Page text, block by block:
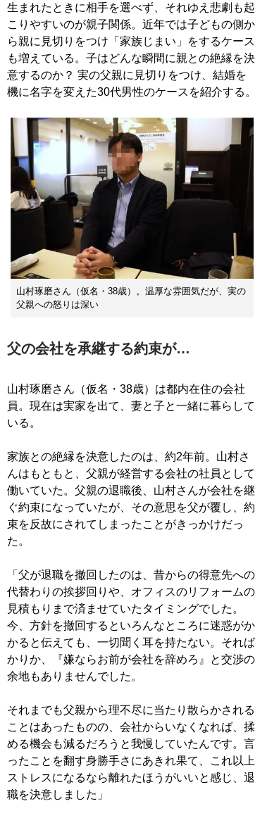
生まれたときに相手を選べず、それゆえ悲劇も起
こりやすいのが親子関係。近年では子どもの側か
ら親に見切りをつけ「家族じまい」をするケース
も増えている。子はどんな瞬間に親との絶縁を決
意するのか？ 実の父親に見切りをつけ、結婚を
機に名字を変えた30代男性のケースを紹介する。
山村琢磨さん（仮名・38歳）。温厚な雰囲気だが、実の
父親への怒りは深い
父の会社を承継する約束が…
山村琢磨さん（仮名・38歳）は都内在住の会社
員。現在は実家を出て、妻と子と一緒に暮らして
いる。
家族との絶縁を決意したのは、約2年前。山村さ
んはもともと、父親が経営する会社の社員として
働いていた。父親の退職後、山村さんが会社を継
ぐ約束になっていたが、その意思を父が覆し、約
束を反故にされてしまったことがきっかけだっ
た。
「父が退職を撤回したのは、昔からの得意先への
代替わりの挨拶回りや、オフィスのリフォームの
見積もりまで済ませていたタイミングでした。
今、方針を撤回するといろんなところに迷惑がか
かると伝えても、一切聞く耳を持たない。それば
かりか、『嫌ならお前が会社を辞めろ』と交渉の
余地もありませんでした。
それまでも父親から理不尽に当たり散らかされる
ことはあったものの、会社からいなくなれば、揉
める機会も減るだろうと我慢していたんです。言
ったことを翻す身勝手さにあきれ果て、これ以上
ストレスになるなら離れたほうがいいと感じ、退
職を決意しました」